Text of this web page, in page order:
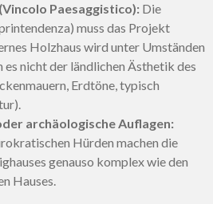
Paesaggistico): Die
muss das Projekt
Holzhaus wird unter Umständen
nicht der ländlichen Ästhetik des
Erdtöne, typisch
archäologische Auflagen:
Hürden machen die
genauso komplex wie den
Hauses.